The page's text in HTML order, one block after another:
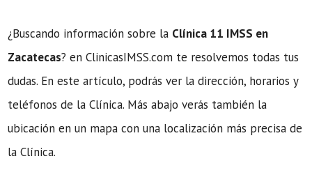
¿Buscando información sobre la Clínica 11 IMSS en
Zacatecas? en ClinicasIMSS.com te resolvemos todas tus
dudas. En este artículo, podrás ver la dirección, horarios y
teléfonos de la Clínica. Más abajo verás también la
ubicación en un mapa con una localización más precisa de
la Clínica.